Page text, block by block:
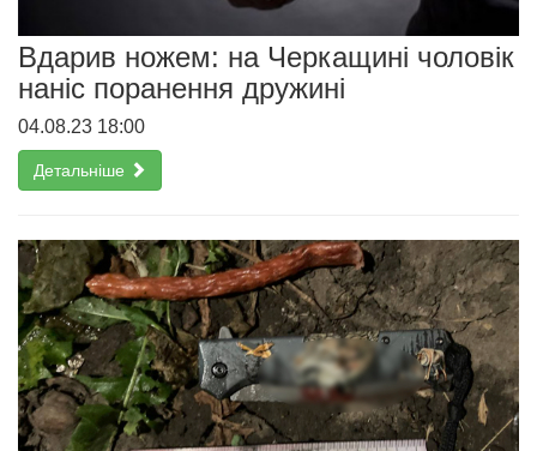
Вдарив ножем: на Черкащині чоловік
наніс поранення дружині
04.08.23 18:00
Детальніше